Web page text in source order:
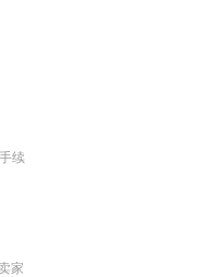
续
家